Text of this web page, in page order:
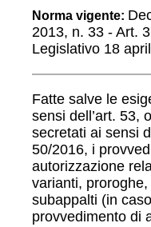
Norma vigente:
2013, n. 33 - Art.
Legislativo 18
Fatte salve le
sensi dell’art. 53,
secretati ai sensi
50/2016, i
autorizzazione
varianti, proroghe,
subappalti (in
provvedimento di